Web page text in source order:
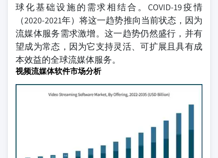
球化基础设施的需求相结合。COVID-19疫情
（2020-2021年）将这一趋势推向当前状态，因为
流媒体服务需求激增。这一趋势仍然盛行，并有
望成为常态，因为它支持灵活、可扩展且具有成
本效益的全球流媒体服务。
视频流媒体软件市场分析